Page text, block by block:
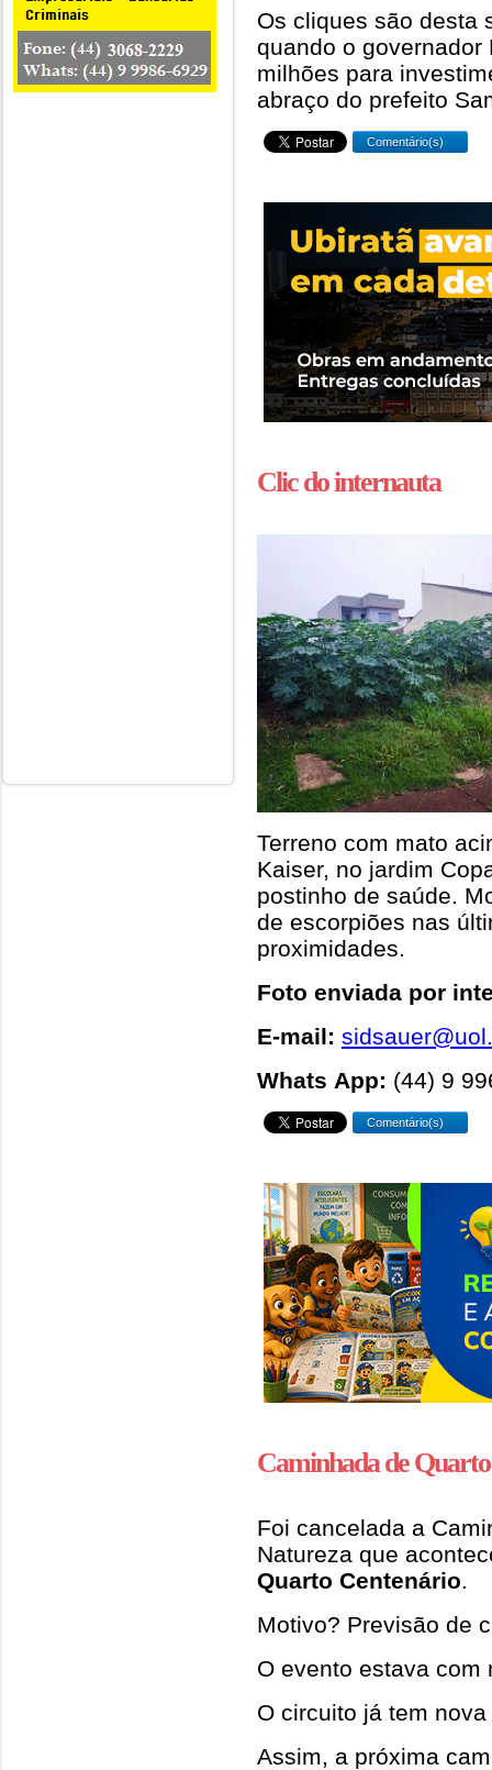
Os cliques são desta
quando o governador
milhões para
abraço do prefeito
Comentário(s)
Clic do internauta
Terreno com mato
Kaiser, no jardim
postinho de saúde.
de escorpiões nas
proximidades.
Foto enviada por
E-mail:
Whats App: (44) 9
Comentário(s)
Caminhada de
Foi cancelada a
Natureza que
Quarto Centenário.
Motivo? Previsão de
O evento estava
O circuito já tem
Assim, a próxima